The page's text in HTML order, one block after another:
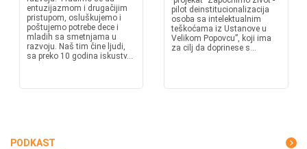
entuzijazmom i drugačijim
pristupom, osluškujemo i
poštujemo potrebe dece i
mladih sa smetnjama u
razvoju. Naš tim čine ljudi,
sa preko 10 godina iskustv...
pilot deinstitucionalizacija
osoba sa intelektualnim
teškoćama iz Ustanove u
Velikom Popovcu”, koji ima
za cilj da doprinese s...
PODKAST